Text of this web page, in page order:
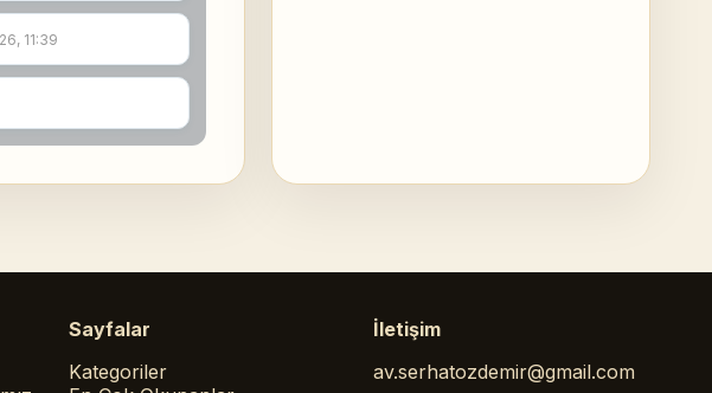
11:39
Sayfalar
Kategoriler
İletişim
av.serhatozdemir@gmail.com